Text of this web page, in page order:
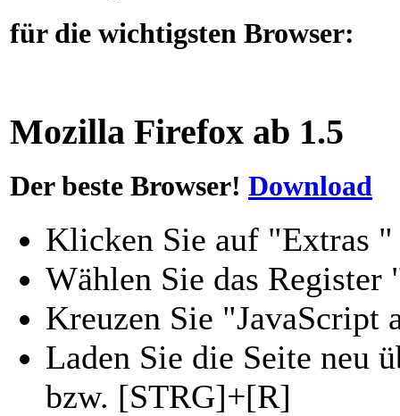
für die wichtigsten Browser:
Mozilla Firefox ab 1.5
Der beste Browser! Download
Klicken Sie auf "Extras
Wählen Sie das
Kreuzen Sie "JavaScript
Laden Sie die Seite
bzw. [STRG]+[R]